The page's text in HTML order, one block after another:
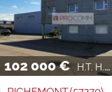
102 000 € H.T. H.C. / AN